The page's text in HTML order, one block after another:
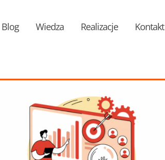
Blog Wiedza Realizacje Kontakt